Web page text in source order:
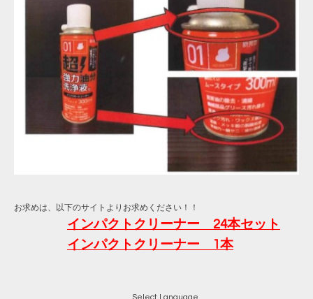
お求めは、以下のサイトよりお求めください！！
インパクトクリーナー 24本セット
インパクトクリーナー 1本
Select Language